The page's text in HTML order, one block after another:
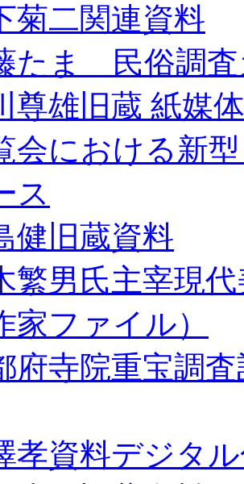
菊二関連資料
たま 民俗調査
尊雄旧蔵 紙媒
会における新
ス
健旧蔵資料
繁男氏主宰現
家ファイル）
府寺院重宝調
孝資料デジタ